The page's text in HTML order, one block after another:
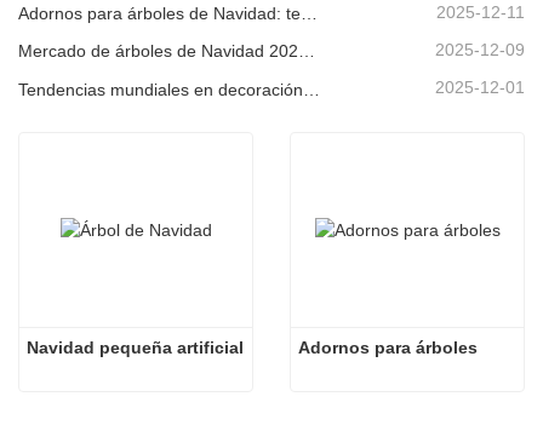
2025-12-11
Mercado de árboles de Navidad 2025: Tendencias, tecnologías y guía de compras para compradores B2B 2025-12-09
2025-12-01
Navidad pequeña artificial Adornos para árboles